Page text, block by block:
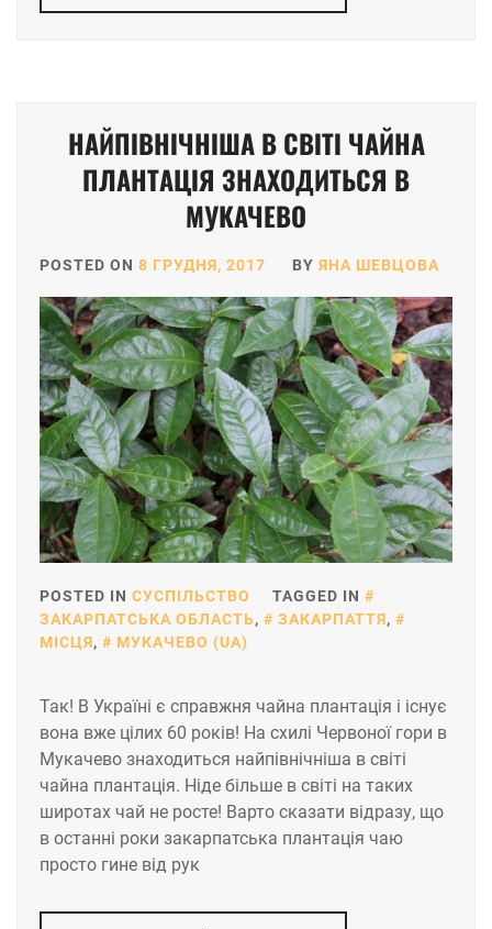
НАЙПІВНІЧНІША В СВІТІ ЧАЙНА
ПЛАНТАЦІЯ ЗНАХОДИТЬСЯ В
МУКАЧЕВО
POSTED ON 8 ГРУДНЯ, 2017 BY ЯНА ШЕВЦОВА
POSTED IN СУСПІЛЬСТВО
TAGGED IN
ЗАКАРПАТСЬКА ОБЛАСТЬ, ЗАКАРПАТТЯ,
МІСЦЯ, МУКАЧЕВО (UA)
Так! В Україні є справжня чайна плантація і існує
вона вже цілих 60 років! На схилі Червоної гори в
Мукачево знаходиться найпівнічніша в світі
чайна плантація. Ніде більше в світі на таких
широтах чай не росте! Варто сказати відразу, що
в останні роки закарпатська плантація чаю
просто гине від рук